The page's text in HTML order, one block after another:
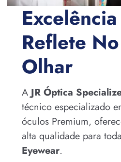
Reflete
Olhar
A JR Óptica
técnico especializado
óculos Premium,
alta qualidade para
Eyewear.